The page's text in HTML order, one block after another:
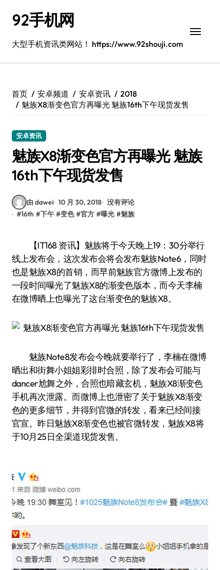
92手机网
大型手机资讯类网站！ https://www.92shouji.com
首页 安卓频道 安卓资讯
2018
魅族X8渐变色官方再曝光 魅族16th下午现货发售
安卓资讯
魅族X8渐变色官方再曝光 魅族
16th下午现货发售
由 dawei 10 月 30, 2018 没有评论
#16th #下午 #变色 #官方 #曝光 #魅族
【IT168 资讯】魅族将于今天晚上19：30分举行
线上发布会，这次发布会将会发布魅族Note6，同时
也是魅族X8的首销，而早前魅族官方微博上发布的
一段时间曝光了魅族X8的渐变色版本，而今天李楠
在微博晒上也曝光了这台渐变色的魅族X8。
魅族Note8发布会今晚就要举行了，李楠在微博
晒出和街舞小姐姐彩排时合照，除了发布会可能与
dancer尬舞之外，合照也暗藏玄机，魅族X8渐变色
手机再次泄露。而微博上也泄密了关于魅族X8渐变
色的更多细节，并得到官微的转发，看来已经间接
官宣。昨日魅族X8渐变色也被官微转发，魅族X8将
于10月25日全渠道现货发售。